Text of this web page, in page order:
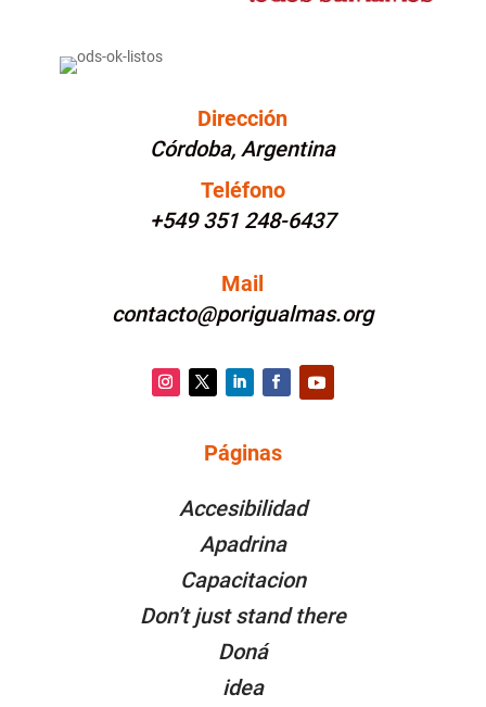
Dirección
Córdoba, Argentina
Teléfono
+549 351 248-6437
Mail
contacto@porigualmas.org
Facebook
Páginas
Accesibilidad
Apadrina
Capacitacion
Don’t just stand there
Doná
idea